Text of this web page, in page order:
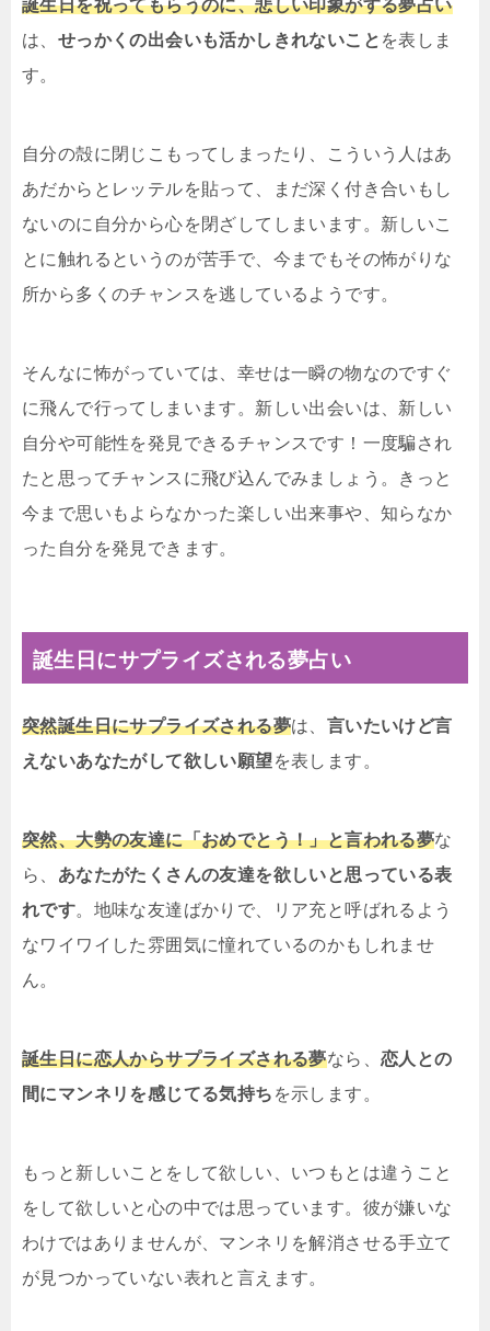
誕生日を祝ってもらうのに、悲しい印象がする夢占い
は、 せっかくの出会いも活かしきれないこと を表しま
す。
自分の殻に閉じこもってしまったり、こういう人はあ
あだからとレッテルを貼って、まだ深く付き合いもし
ないのに自分から心を閉ざしてしまいます。新しいこ
とに触れるというのが苦手で、今までもその怖がりな
所から多くのチャンスを逃しているようです。
そんなに怖がっていては、幸せは一瞬の物なのですぐ
に飛んで行ってしまいます。新しい出会いは、新しい
自分や可能性を発見できるチャンスです！一度騙され
たと思ってチャンスに飛び込んでみましょう。きっと
今まで思いもよらなかった楽しい出来事や、知らなか
った自分を発見できます。
誕生日にサプライズされる夢占い
突然誕生日にサプライズされる夢は、 言いたいけど言
えないあなたがして欲しい願望を表します。
突然、大勢の友達に「おめでとう！」と言われる夢な
ら、 あなたがたくさんの友達を欲しいと思っている表
れです。地味な友達ばかりで、リア充と呼ばれるよう
なワイワイした雰囲気に憧れているのかもしれませ
ん。
誕生日に恋人からサプライズされる夢なら、恋人との
間にマンネリを感じてる気持ち を示します。
もっと新しいことをして欲しい、いつもとは違うこと
をして欲しいと心の中では思っています。彼が嫌いな
わけではありませんが、マンネリを解消させる手立て
が見つかっていない表れと言えます。